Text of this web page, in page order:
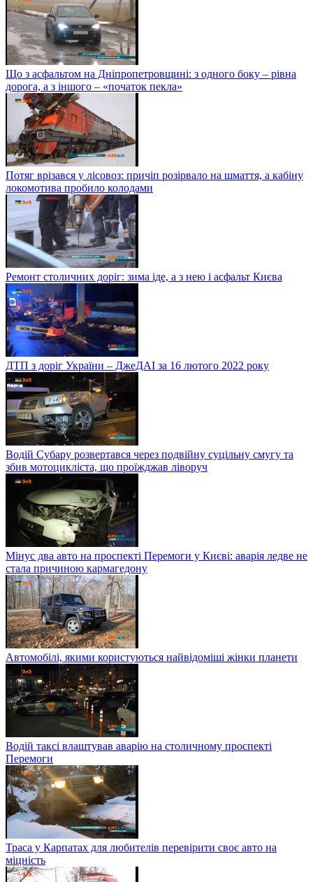
Що з асфальтом на Дніпропетровщині: з одного боку – рівна
дорога, а з іншого – «початок пекла»
Потяг врізався у лісовоз: причіп розірвало на шмаття, а кабіну
локомотива пробило колодами
Ремонт столичних доріг: зима іде, а з нею і асфальт Києва
ДТП з доріг України – ДжеДАІ за 16 лютого 2022 року
Водій Субару розвертався через подвійну суцільну смугу та
збив мотоцикліста, що проїжджав ліворуч
Мінус два авто на проспекті Перемоги у Києві: аварія ледве не
стала причиною кармагедону
Автомобілі, якими користуються найвідоміші жінки планети
Водій таксі влаштував аварію на столичному проспекті
Перемоги
Траса у Карпатах для любителів перевірити своє авто на
міцність